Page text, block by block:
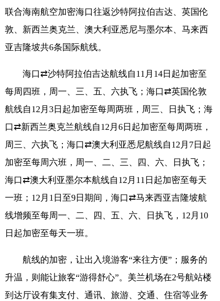
联合海南航空加密海口往返沙特阿拉伯吉达、英国伦
敦、新西兰奥克兰、澳大利亚悉尼与墨尔本、马来西
亚吉隆坡共6条国际航线。
海口⇄沙特阿拉伯吉达航线自11月14日起加密至
每周四班，周一、三、五、六执飞；海口⇄英国伦敦
航线自12月3日起加密至每周两班，周三、日执飞；海
口⇄新西兰奥克兰航线自12月6日起加密至每周两班，
周三、六执飞；海口⇄澳大利亚悉尼航线自12月7日起
加密至每周六班，周一、二、三、四、六、日执飞；
海口⇄澳大利亚墨尔本航线自12月11日起加密至每天
一班；12月1日至9日期间，海口⇄马来西亚吉隆坡航
线增频至每周一、二、四、五、六、日执飞，12月10
日起加密至每天一班。
航线的加密，让出入境游客“来往方便”；服务的
升温，则能让旅客“游得舒心”。美兰机场在2号航站楼
到达厅设有集支付、通讯、旅游、交通、住宿等业务